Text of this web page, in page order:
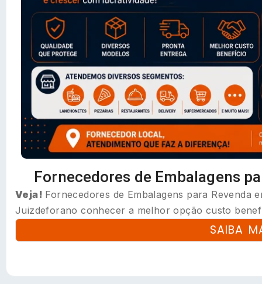
Fornecedores de Embalagens
Veja! Fornecedores de Embalagens para Revenda
Juizdeforano conhecer a melhor opção custo
SAIBA